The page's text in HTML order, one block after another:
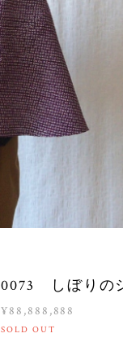
0073 しぼりの
¥88,888,888
SOLD OUT